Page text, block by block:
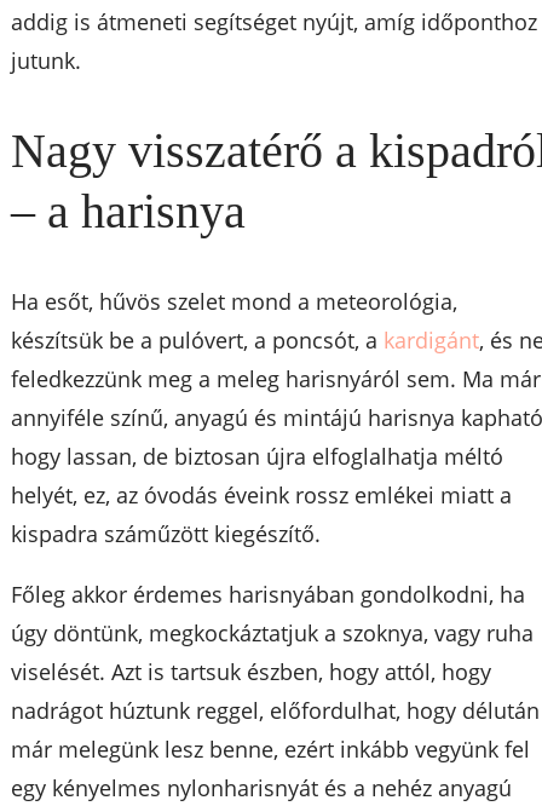
addig is átmeneti segítséget nyújt, amíg időponthoz
jutunk.
Nagy visszatérő a
– a harisnya
Ha esőt, hűvös szelet mond a meteorológia,
készítsük be a pulóvert, a poncsót, a kardigánt, és
feledkezzünk meg a meleg harisnyáról sem. Ma már
annyiféle színű, anyagú és mintájú harisnya
hogy lassan, de biztosan újra elfoglalhatja méltó
helyét, ez, az óvodás éveink rossz emlékei miatt a
kispadra száműzött kiegészítő.
Főleg akkor érdemes harisnyában gondolkodni, ha
úgy döntünk, megkockáztatjuk a szoknya, vagy ruha
viselését. Azt is tartsuk észben, hogy attól, hogy
nadrágot húztunk reggel, előfordulhat, hogy délután
már melegünk lesz benne, ezért inkább vegyünk fel
egy kényelmes nylonharisnyát és a nehéz anyagú